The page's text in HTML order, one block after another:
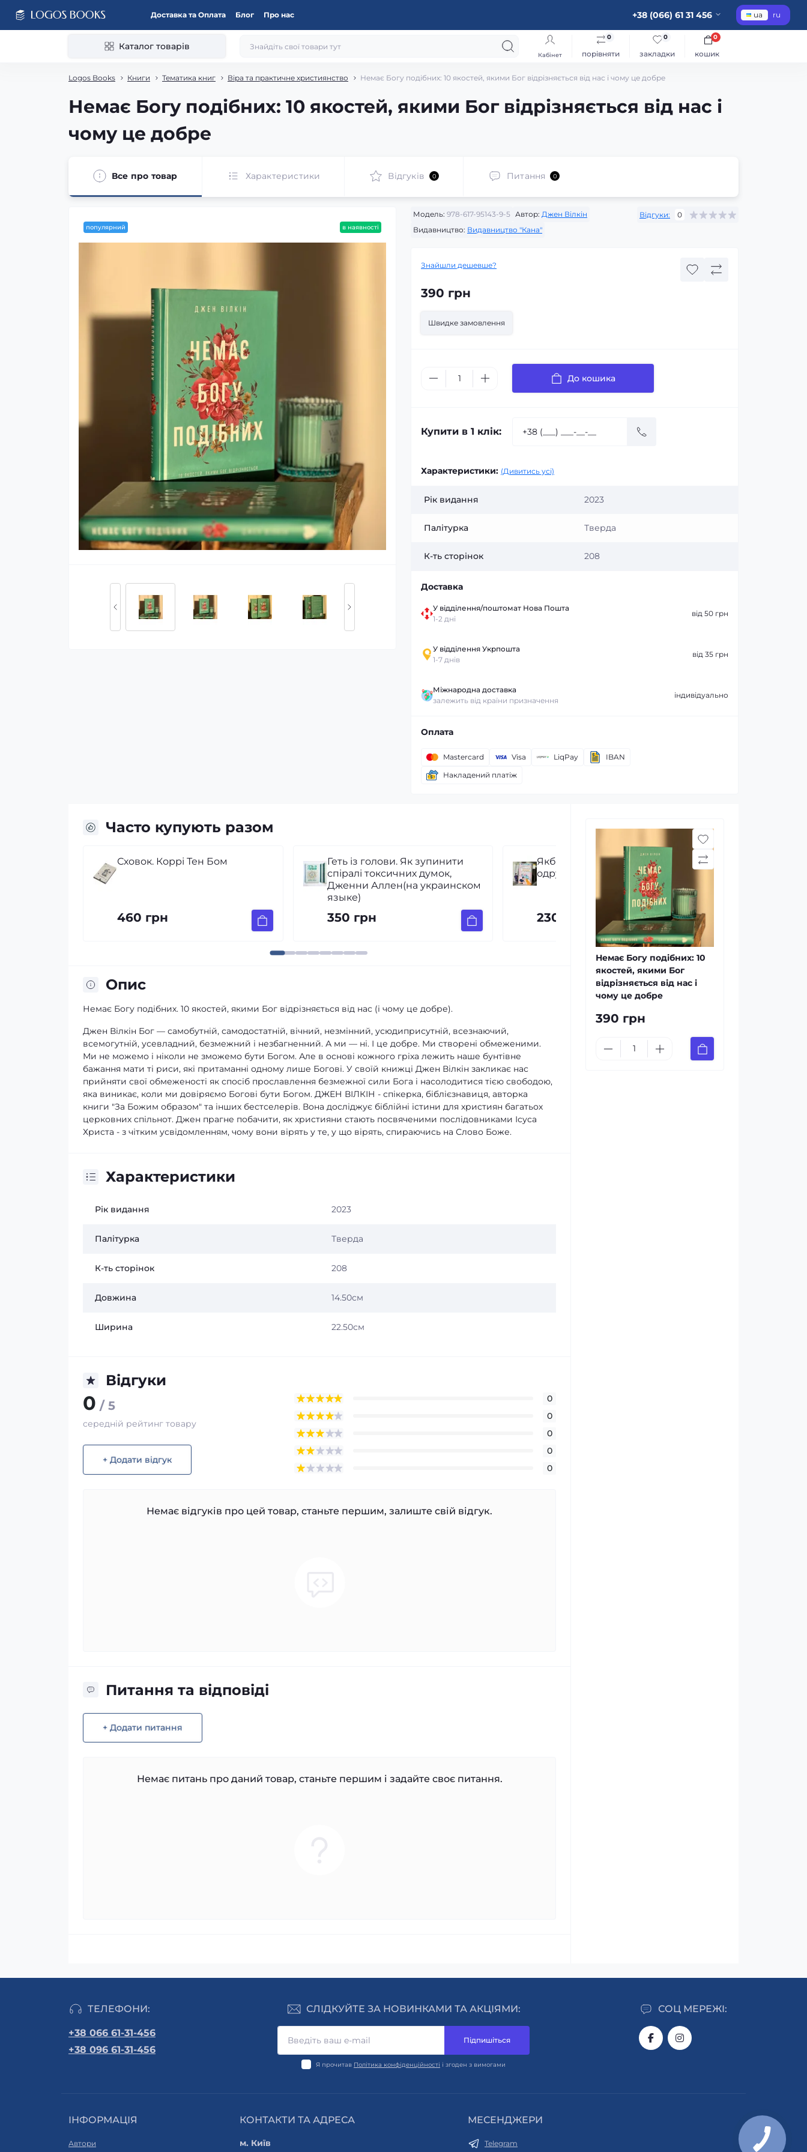
Доставка та Оплата Блог Про нас +38 (066) 61 31 456 ua ru
Каталог товарів
Кабінет порівняти
0
закладки
0
кошик
0
Logos Books Книги Тематика книг Віра та практичне християнство Немає Богу подібних: 10 якостей, якими Бог відрізняється від нас і чому це добре
Немає Богу подібних: 10 якостей, якими Бог відрізняється від нас і
чому це добре
Все про товар Характеристики Відгуків 0 Питання 0
популярний в наявності
Модель: 978-617-95143-9-5 Автор: Джен Вілкін
Видавництво: Видавництво "Кана"
Відгуки: 0
Знайшли дешевше?
390 грн
Швидке замовлення
До кошика
Купити в 1 клік:
Характеристики: (Дивитись усі)
Рік видання 2023
Палітурка Тверда
К-ть сторінок 208
Доставка
У відділення/поштомат Нова Пошта
1-2 дні
від 50 грн
У відділення Укрпошта
1-7 днів
від 35 грн
Міжнародна доставка
залежить від країни призначення
індивідуально
Оплата
Mastercard Visa LiqPay
IBAN
Накладений платіж
Часто купують разом
Геть із голови. Як зупинити
350 грн
Якби ж ми це знали до
одруження. Ґері Чепмен
230 грн
Любити всіх і завжди. У світі,
повному невдач та складних
350 грн
Опис
Немає Богу подібних. 10 якостей, якими Бог відрізняється від нас (і чому це добре).
Джен Вілкін Бог — самобутній, самодостатній, вічний, незмінний, усюдиприсутній, всезнаючий,
всемогутній, усевладний, безмежний і незбагненний. А ми — ні. І це добре. Ми створені обмеженими.
Ми не можемо і ніколи не зможемо бути Богом. Але в основі кожного гріха лежить наше бунтівне
бажання мати ті риси, які притаманні одному лише Богові. У своїй книжці Джен Вілкін закликає нас
прийняти свої обмеженості як спосіб прославлення безмежної сили Бога і насолодитися тією свободою,
яка виникає, коли ми довіряємо Богові бути Богом. ДЖЕН ВІЛКІН - спікерка, біблієзнавиця, авторка
книги "За Божим образом" та інших бестселерів. Вона досліджує біблійні істини для християн багатьох
церковних спільнот. Джен прагне побачити, як християни стають посвяченими послідовниками Ісуса
Христа - з чітким усвідомленням, чому вони вірять у те, у що вірять, спираючись на Слово Боже.
Характеристики
Рік видання 2023
Палітурка Тверда
К-ть сторінок 208
Довжина 14.50см
Ширина 22.50см
Відгуки
0 / 5
середній рейтинг товару
+ Додати відгук
0
0
0
0
0
Немає відгуків про цей товар, станьте першим, залиште свій відгук.
Питання та відповіді
+ Додати питання
Немає питань про даний товар, станьте першим і задайте своє питання.
Немає Богу подібних: 10
якостей, якими Бог
відрізняється від нас і
чому це добре
390 грн
ТЕЛЕФОНИ:
+38 066 61-31-456
+38 096 61-31-456
СОЦ МЕРЕЖІ:
СЛІДКУЙТЕ ЗА НОВИНКАМИ ТА АКЦІЯМИ:
Підпишіться
Я прочитав Політика конфіденційності і згоден з вимогами
ІНФОРМАЦІЯ
Автори
КОНТАКТИ ТА АДРЕСА
м. Київ
МЕСЕНДЖЕРИ
Telegram
КНОПКА
ЗВ'ЯЗКУ